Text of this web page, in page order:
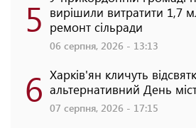
5 вирішили витратити 1,7
ремонт сільради
06 серпня, 2026 - 13:13
6 Харків'ян кличуть
альтернативний День
07 серпня, 2026 - 17:15